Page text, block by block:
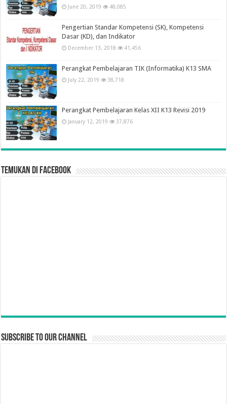
June 20, 2019 48,085
Pengertian Standar Kompetensi (SK), Kompetensi
Dasar (KD), dan Indikator
December 13, 2018 41,456
Perangkat Pembelajaran TIK (Informatika) K13 SMA
July 22, 2019 38,718
Perangkat Pembelajaran Kelas XII K13 Revisi 2019
January 12, 2019 37,876
Temukan di Facebook
Subscribe to our Channel